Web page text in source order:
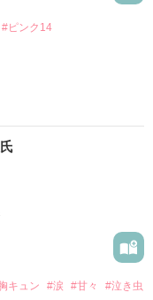
#ピンク14
キュン #涙 #甘々
#泣き虫